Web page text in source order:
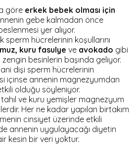
göre erkek bebek olması için
gebe kalmadan önce
yer alıyor.
hücrelerinin koşullarını
muz, kuru fasulye ve avokado gibi
besinlerin başında geliyor.
dişi sperm hücrelerinin
içinse annenin magnezyumdan
olduğu söyleniyor.
ve kuru yemişler magnezyum
Her ne kadar yapılan birtakım
cinsiyet üzerinde etkili
annenin uygulayacağı diyetin
kesin bir veri yoktur.